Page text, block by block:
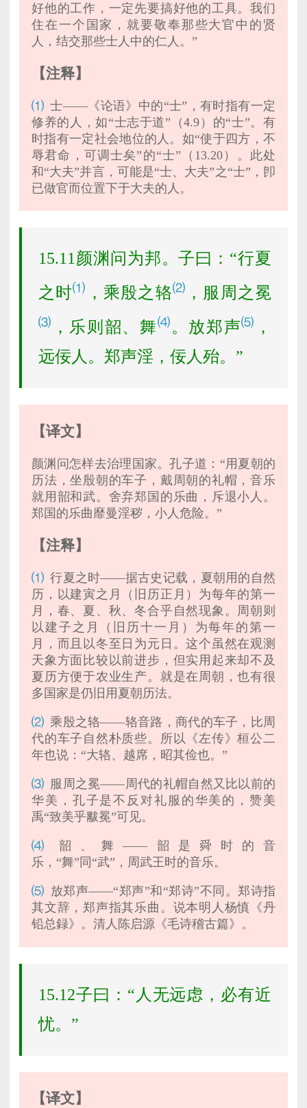
好他的工作，一定先要搞好他的工具。我们
住在一个国家，就要敬奉那些大官中的贤
人，结交那些士人中的仁人。”
【注释】
⑴ 士——《论语》中的“士”，有时指有一定
修养的人，如“士志于道”（4.9）的“士”。有
时指有一定社会地位的人。如“使于四方，不
辱君命，可调士矣”的“士”（13.20）。此处
和“大夫”并言，可能是“士、大夫”之“士”，卽
已做官而位置下于大夫的人。
15.11颜渊问为邦。子曰：“行夏
之时⑴ ，乘殷之辂⑵ ，服周之冕
⑶ ，乐则韶、舞⑷ 。放郑声⑸ ，
远佞人。郑声淫，佞人殆。”
【译文】
颜渊问怎样去治理国家。孔子道：“用夏朝的
历法，坐殷朝的车子，戴周朝的礼帽，音乐
就用韶和武。舍弃郑国的乐曲，斥退小人。
郑国的乐曲靡曼淫秽，小人危险。”
【注释】
⑴ 行夏之时——据古史记载，夏朝用的自然
历，以建寅之月（旧历正月）为每年的第一
月，春、夏、秋、冬合乎自然现象。周朝则
以建子之月（旧历十一月）为每年的第一
月，而且以冬至日为元日。这个虽然在观测
天象方面比较以前进步，但实用起来却不及
夏历方便于农业生产。就是在周朝，也有很
多国家是仍旧用夏朝历法。
⑵ 乘殷之辂——辂音路，商代的车子，比周
代的车子自然朴质些。所以《左传》桓公二
年也说：“大辂、越席，昭其俭也。”
⑶ 服周之冕——周代的礼帽自然又比以前的
华美，孔子是不反对礼服的华美的，赞美
禹“致美乎黻冕”可见。
⑷
韶、舞——韶是舜时的音
乐，“舞”同“武”，周武王时的音乐。
⑸ 放郑声——“郑声”和“郑诗”不同。郑诗指
其文辞，郑声指其乐曲。说本明人杨慎《丹
铅总録》。清人陈启源《毛诗稽古篇》。
15.12子曰：“人无远虑，必有近
忧。”
【译文】